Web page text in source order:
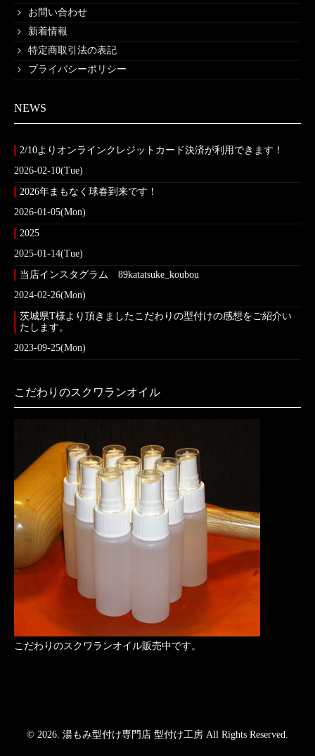
お問い合わせ
新着情報
特定商取引法の表記
プライバシーポリシー
NEWS
2/10よりオンラインクレジットカード決済が利用できます！
2026-02-10(Tue)
2026年まもなく球春到来です！
2026-01-05(Mon)
2025
2025-01-14(Tue)
当店インスタグラム 89katatsuke_koubou
2024-02-26(Mon)
茨城県T様より頂きましたこだわりの型付けの感想をご紹介い
たします。
2023-09-25(Mon)
こだわりのスクワランオイル
こだわりのスクワランオイル販売中です。
© 2026. 湯もみ型付け専門店 型付け工房 All Rights Reserved.